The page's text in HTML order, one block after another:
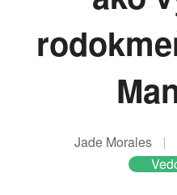
Jade Morales